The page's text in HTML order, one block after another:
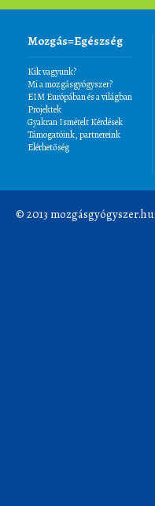
Mozgás=Egészség
Kik vagyunk?
Mi a mozgásgyógyszer?
EIM Európában és a világban
Projektek
Gyakran Ismételt Kérdések
Támogatóink, partnereink
Elérhetőség
© 2013 mozgásgyógyszer.hu